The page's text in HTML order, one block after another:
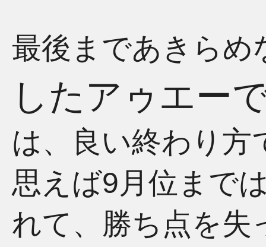
最後まであきらめ
したアゥエー
は、良い終わり方
思えば9月位まで
れて、勝ち点を失